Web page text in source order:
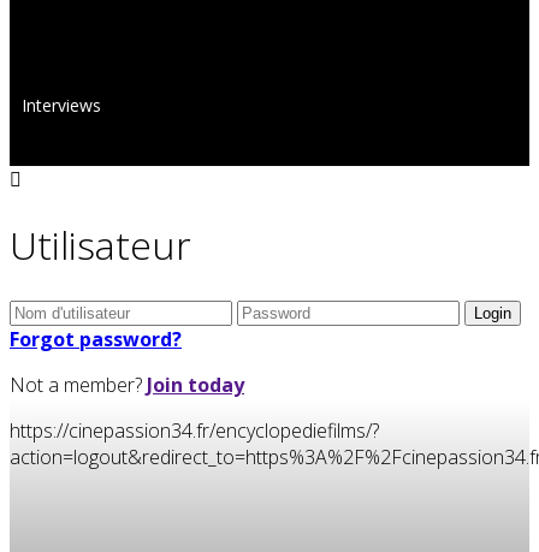
Interviews
Utilisateur
Forgot password?
Not a member? Join today
https://cinepassion34.fr/encyclopediefilms/?